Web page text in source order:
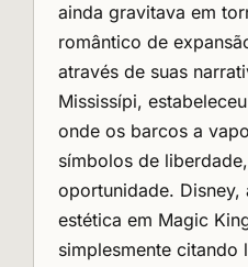
ainda gravitava em
romântico de
através de suas
Mississípi,
onde os barcos a
símbolos de
oportunidade. Disney,
estética em Magic
simplesmente citando